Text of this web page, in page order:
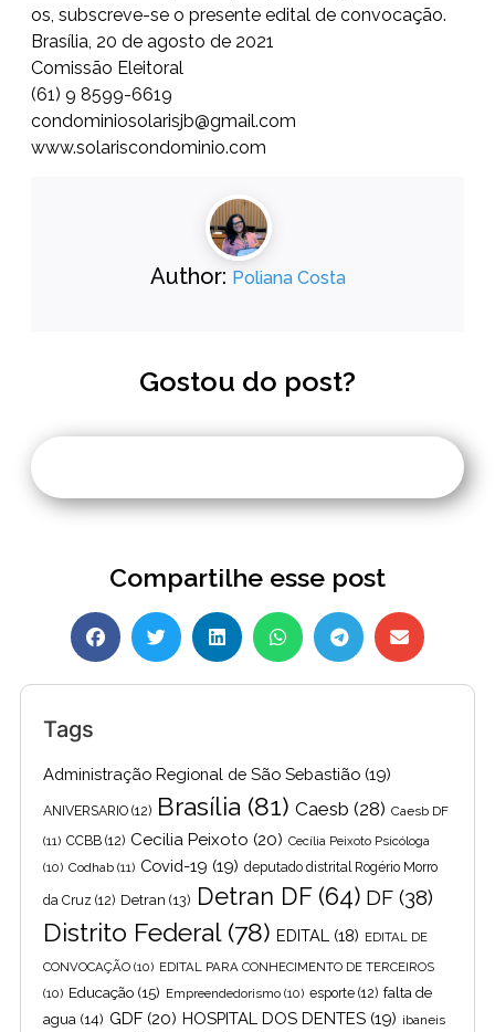
os, subscreve-se o presente edital de convocação.
Brasília, 20 de agosto de 2021
Comissão Eleitoral
(61) 9 8599-6619
condominiosolarisjb@gmail.com
www.solariscondominio.com
Author: Poliana Costa
Gostou do post?
Compartilhe esse post
Tags
Administração Regional de São Sebastião (19)
ANIVERSARIO (12) Brasília (81) Caesb (28) Caesb DF
(11) CCBB (12) Cecilia Peixoto (20) Cecília Peixoto Psicóloga
(10) Codhab (11) Covid-19 (19) deputado distrital Rogério Morro
da Cruz (12) Detran (13) Detran DF(64) DF (38)
Distrito Federal(78) EDITAL (18) EDITAL DE
CONVOCAÇÃO (10) EDITAL PARA CONHECIMENTO DE TERCEIROS
(10) Educação (15) Empreendedorismo (10) esporte (12) falta de
agua (14) GDF (20) HOSPITAL DOS DENTES (19) ibaneis